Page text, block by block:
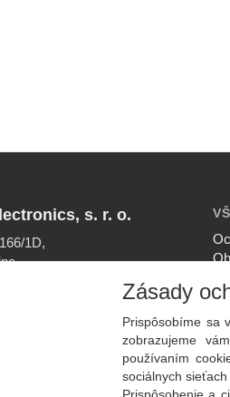
s. r. o.
1D,
Zásady
Prispôsobíme sa
zobrazujeme
používaním
sociálnych